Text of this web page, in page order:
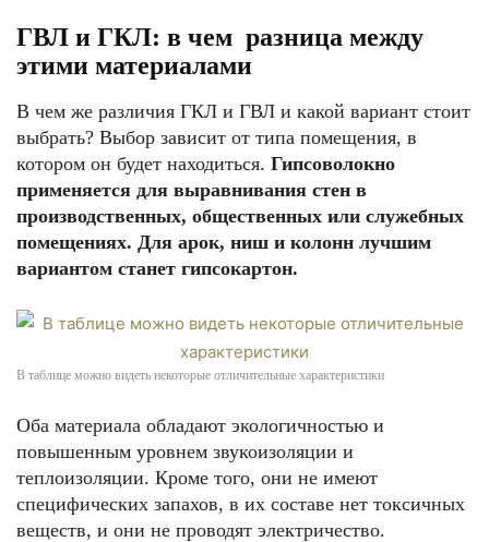
ГВЛ и ГКЛ: в чем разница между
этими материалами
В чем же различия ГКЛ и ГВЛ и какой вариант стоит
выбрать? Выбор зависит от типа помещения, в
котором он будет находиться. Гипсоволокно
применяется для выравнивания стен в
производственных, общественных или служебных
помещениях. Для арок, ниш и колонн лучшим
вариантом станет гипсокартон.
В таблице можно видеть некоторые отличительные характеристики
Оба материала обладают экологичностью и
повышенным уровнем звукоизоляции и
теплоизоляции. Кроме того, они не имеют
специфических запахов, в их составе нет токсичных
веществ, и они не проводят электричество.